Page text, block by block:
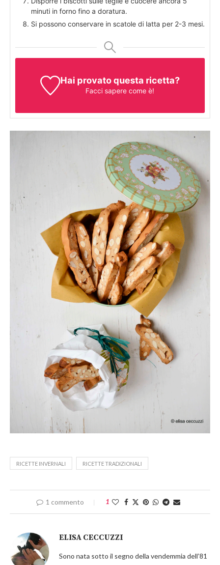
minuti in forno fino a doratura.
Si possono conservare in scatole di latta per 2-3 mesi.
Hai provato questa ricetta?
Facci sapere come è!
RICETTE INVERNALI RICETTE TRADIZIONALI
1 commento 1
ELISA CECCUZZI
Sono nata sotto il segno della vendemmia dell’81